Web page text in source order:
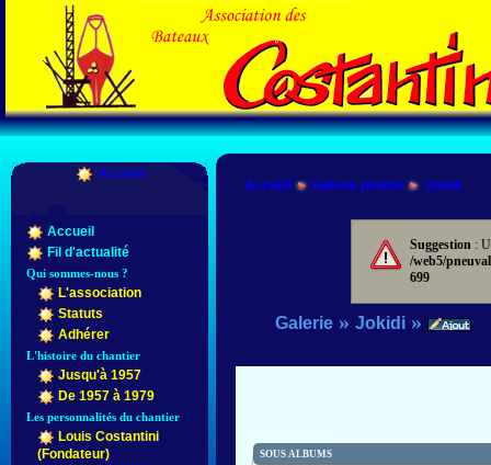
Accueil
Accueil
Fil d'actualité
Qui sommes-nous ?
L'association
Statuts
Adhérer
L'histoire du chantier
Jusqu'à 1957
De 1957 à 1979
Les personnalités du chantier
Louis Costantini
(Fondateur)
Accueil Galerie photos Jokidi
Suggestion :
/web5/
699
Galerie» Jokidi»
SOUS ALBUMS